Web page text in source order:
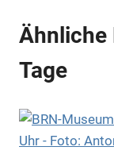
Ähnliche
Tage